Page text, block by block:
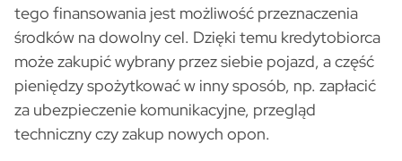
tego finansowania jest możliwość przeznaczenia
środków na dowolny cel. Dzięki temu kredytobiorca
może zakupić wybrany przez siebie pojazd, a część
pieniędzy spożytkować w inny sposób, np. zapłacić
za ubezpieczenie komunikacyjne, przegląd
techniczny czy zakup nowych opon.